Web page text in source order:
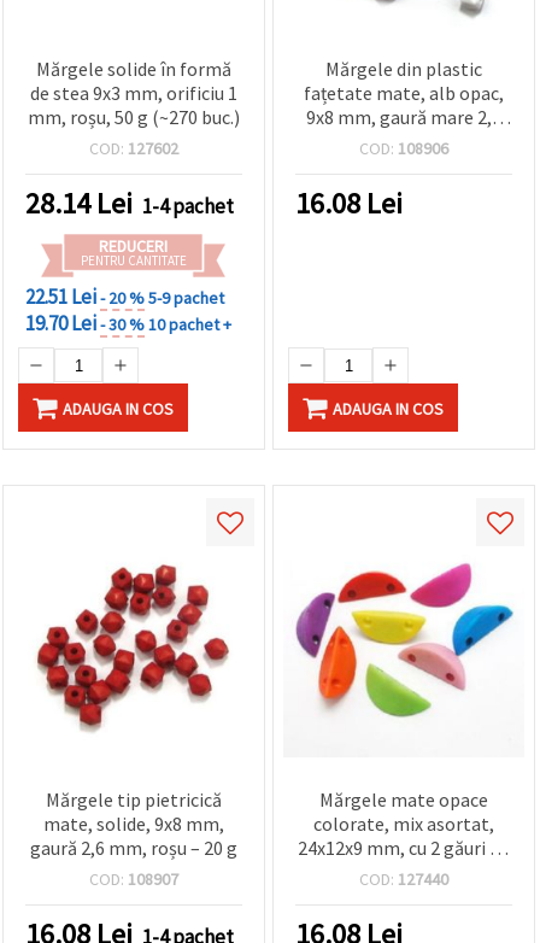
Mărgele solide în formă
de stea 9x3 mm, orificiu 1
mm, roșu, 50 g (~270 buc.)
COD: 127602
28.14Lei 1-4 pachet
REDUCERI
PENTRU CANTITATE
22.51 Lei- 20 %5-9 pachet
19.70 Lei- 30 %10 pachet +
ADAUGA IN COS
Mărgele din plastic
fațetate mate, alb opac,
9x8 mm, gaură mare 2,6
mm, 20 g – pentru
proiecte DIY & hobby
COD: 108906
16.08 Lei
ADAUGA IN COS
Mărgele tip pietricică
mate, solide, 9x8 mm,
gaură 2,6 mm, roșu – 20 g
COD: 108907
16.08 Lei 1-4 pachet
Mărgele mate opace
colorate, mix asortat,
24x12x9 mm, cu 2 găuri de
3 mm – 50 g (~47 buc),
creative și bijuterii unice
COD: 127440
16.08 Lei